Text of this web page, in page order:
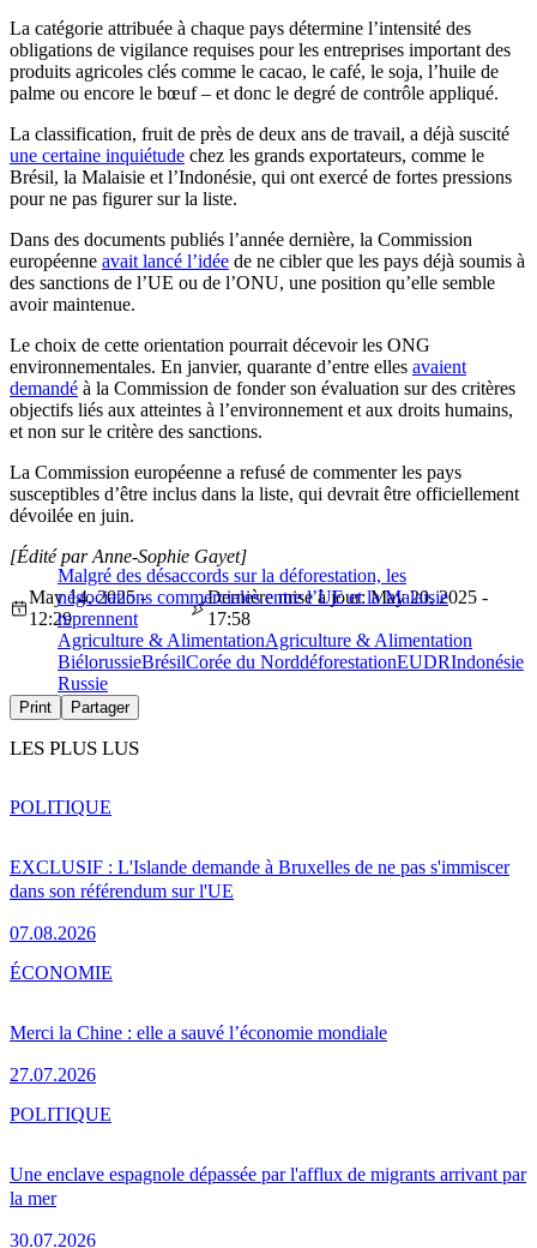
La catégorie attribuée à chaque pays détermine l’intensité des
obligations de vigilance requises pour les entreprises important des
produits agricoles clés comme le cacao, le café, le soja, l’huile de
palme ou encore le bœuf – et donc le degré de contrôle appliqué.
La classification, fruit de près de deux ans de travail, a déjà suscité
une certaine inquiétude chez les grands exportateurs, comme le
Brésil, la Malaisie et l’Indonésie, qui ont exercé de fortes pressions
pour ne pas figurer sur la liste.
Dans des documents publiés l’année dernière, la Commission
européenne avait lancé l’idée de ne cibler que les pays déjà soumis à
des sanctions de l’UE ou de l’ONU, une position qu’elle semble
avoir maintenue.
Le choix de cette orientation pourrait décevoir les ONG
environnementales. En janvier, quarante d’entre elles avaient
demandé à la Commission de fonder son évaluation sur des critères
objectifs liés aux atteintes à l’environnement et aux droits humains,
et non sur le critère des sanctions.
La Commission européenne a refusé de commenter les pays
susceptibles d’être inclus dans la liste, qui devrait être officiellement
dévoilée en juin.
Malgré des désaccords sur la déforestation, les
négociations commerciales entre l’UE et la Malaisie
reprennent
[Édité par Anne-Sophie Gayet]
May 14, 2025 -
12:29
Dernière mise à jour: May 20, 2025 -
17:58
Agriculture & AlimentationAgriculture & Alimentation
BiélorussieBrésilCorée du NorddéforestationEUDRIndonésie
Russie
Print Partager
LES PLUS LUS
EXCLUSIF : L'Islande demande à Bruxelles de ne pas s'immiscer
dans son référendum sur l'UE
07.08.2026
POLITIQUE
Merci la Chine : elle a sauvé l’économie mondiale
27.07.2026
ÉCONOMIE
Une enclave espagnole dépassée par l'afflux de migrants arrivant par
la mer
30.07.2026
POLITIQUE